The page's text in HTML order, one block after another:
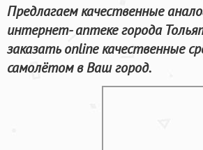
Предлагаем качественные
интернет- аптеке города
заказать online качественные
самолётом в Ваш город.